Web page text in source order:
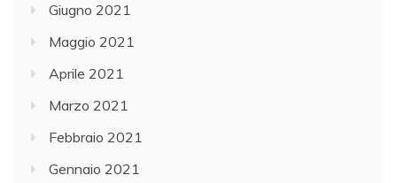
Giugno 2021
Maggio 2021
Aprile 2021
Marzo 2021
Febbraio 2021
Gennaio 2021